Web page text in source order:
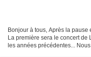
Bonjour à tous, Après la
La première sera le concert
les années précédentes...